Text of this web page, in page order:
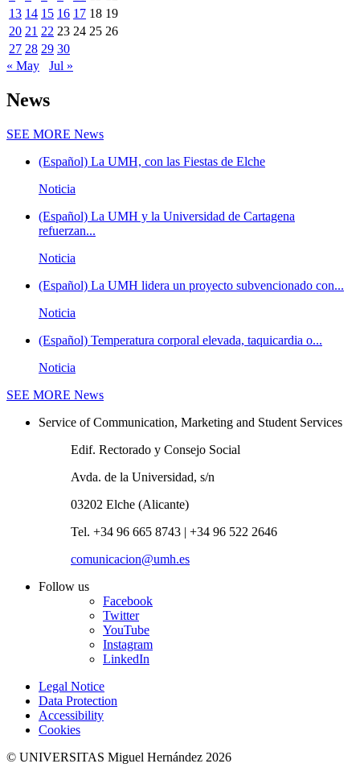
13 14 15 16 17 18 19
20 21 22 23 24 25 26
27 28 29 30
« May
Jul »
News
SEE MORE News
(Español) La UMH, con las Fiestas de Elche
Noticia
(Español) La UMH y la Universidad de Cartagena
refuerzan...
Noticia
(Español) La UMH lidera un proyecto subvencionado con...
Noticia
(Español) Temperatura corporal elevada, taquicardia o...
Noticia
SEE MORE News
Service of Communication, Marketing and Student Services
Edif. Rectorado y Consejo Social
Avda. de la Universidad, s/n
03202 Elche (Alicante)
Tel. +34 96 665 8743 | +34 96 522 2646
comunicacion@umh.es
Follow us
Facebook
Twitter
YouTube
Instagram
LinkedIn
Legal Notice
Data Protection
Accessibility
Cookies
© UNIVERSITAS Miguel Hernández 2026